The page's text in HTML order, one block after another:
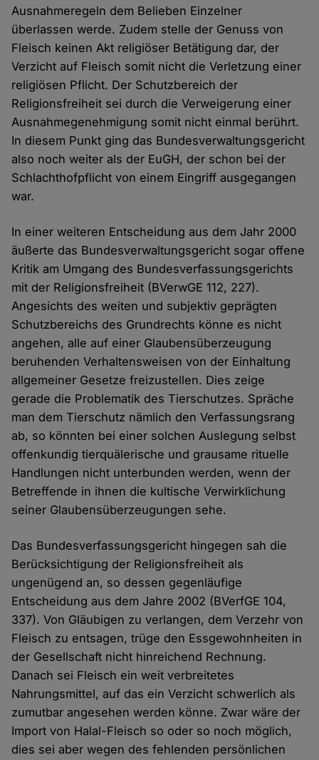
Ausnahmeregeln dem Belieben Einzelner
überlassen werde. Zudem stelle der Genuss von
Fleisch keinen Akt religiöser Betätigung dar, der
Verzicht auf Fleisch somit nicht die Verletzung einer
religiösen Pflicht. Der Schutzbereich der
Religionsfreiheit sei durch die Verweigerung einer
Ausnahmegenehmigung somit nicht einmal berührt.
In diesem Punkt ging das Bundesverwaltungsgericht
also noch weiter als der EuGH, der schon bei der
Schlachthofpflicht von einem Eingriff ausgegangen
war.
In einer weiteren Entscheidung aus dem Jahr 2000
äußerte das Bundesverwaltungsgericht sogar offene
Kritik am Umgang des Bundesverfassungsgerichts
mit der Religionsfreiheit (BVerwGE 112, 227).
Angesichts des weiten und subjektiv geprägten
Schutzbereichs des Grundrechts könne es nicht
angehen, alle auf einer Glaubensüberzeugung
beruhenden Verhaltensweisen von der Einhaltung
allgemeiner Gesetze freizustellen. Dies zeige
gerade die Problematik des Tierschutzes. Spräche
man dem Tierschutz nämlich den Verfassungsrang
ab, so könnten bei einer solchen Auslegung selbst
offenkundig tierquälerische und grausame rituelle
Handlungen nicht unterbunden werden, wenn der
Betreffende in ihnen die kultische Verwirklichung
seiner Glaubensüberzeugungen sehe.
Das Bundesverfassungsgericht hingegen sah die
Berücksichtigung der Religionsfreiheit als
ungenügend an, so dessen gegenläufige
Entscheidung aus dem Jahre 2002 (BVerfGE 104,
337). Von Gläubigen zu verlangen, dem Verzehr von
Fleisch zu entsagen, trüge den Essgewohnheiten in
der Gesellschaft nicht hinreichend Rechnung.
Danach sei Fleisch ein weit verbreitetes
Nahrungsmittel, auf das ein Verzicht schwerlich als
zumutbar angesehen werden könne. Zwar wäre der
Import von Halal-Fleisch so oder so noch möglich,
dies sei aber wegen des fehlenden persönlichen